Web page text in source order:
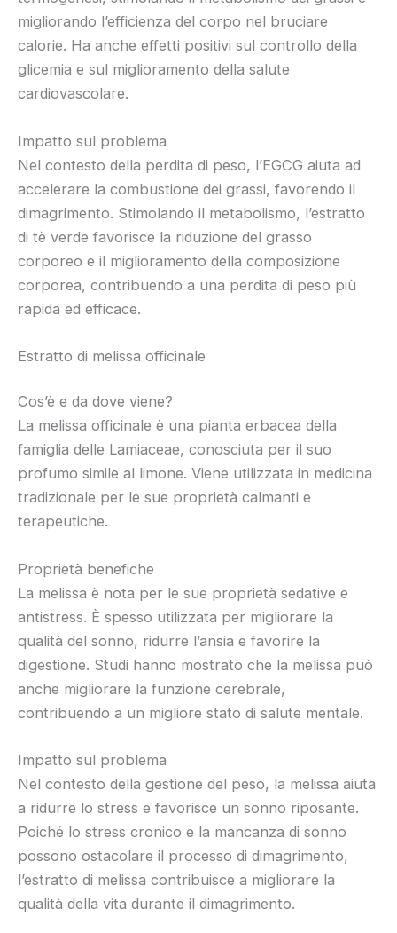
migliorando l’efficienza del corpo nel bruciare
calorie. Ha anche effetti positivi sul controllo della
glicemia e sul miglioramento della salute
cardiovascolare.
Impatto sul problema
Nel contesto della perdita di peso, l’EGCG aiuta ad
accelerare la combustione dei grassi, favorendo il
dimagrimento. Stimolando il metabolismo, l’estratto
di tè verde favorisce la riduzione del grasso
corporeo e il miglioramento della composizione
corporea, contribuendo a una perdita di peso più
rapida ed efficace.
Estratto di melissa officinale
Cos’è e da dove viene?
La melissa officinale è una pianta erbacea della
famiglia delle Lamiaceae, conosciuta per il suo
profumo simile al limone. Viene utilizzata in medicina
tradizionale per le sue proprietà calmanti e
terapeutiche.
Proprietà benefiche
La melissa è nota per le sue proprietà sedative e
antistress. È spesso utilizzata per migliorare la
qualità del sonno, ridurre l’ansia e favorire la
digestione. Studi hanno mostrato che la melissa può
anche migliorare la funzione cerebrale,
contribuendo a un migliore stato di salute mentale.
Impatto sul problema
Nel contesto della gestione del peso, la melissa aiuta
a ridurre lo stress e favorisce un sonno riposante.
Poiché lo stress cronico e la mancanza di sonno
possono ostacolare il processo di dimagrimento,
l’estratto di melissa contribuisce a migliorare la
qualità della vita durante il dimagrimento.